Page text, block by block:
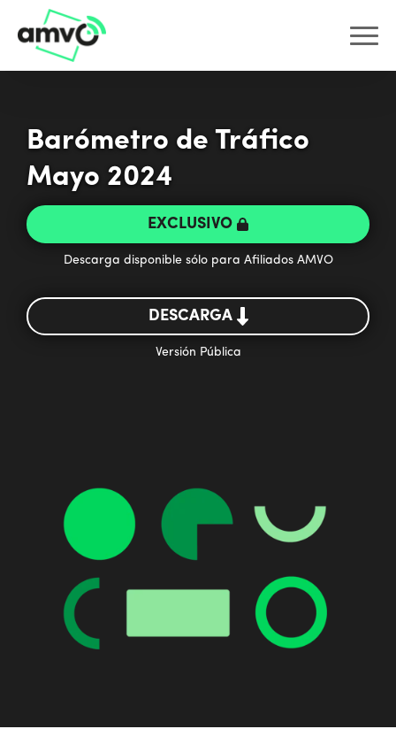
Barómetro de Tráfico
Mayo 2024
EXCLUSIVO
Descarga disponible sólo para Afiliados AMVO
DESCARGA
Versión Pública